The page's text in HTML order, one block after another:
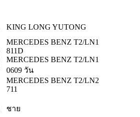
KING LONG YUTONG
MERCEDES BENZ T2/LN1
811D
MERCEDES BENZ T2/LN1
0609 วัน
MERCEDES BENZ T2/LN2
711
ชาย